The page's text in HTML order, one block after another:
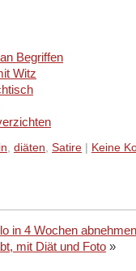
Begriffen
Witz
, diäten, Satire
Keine
in 4 Wochen
mit Diät und Foto »